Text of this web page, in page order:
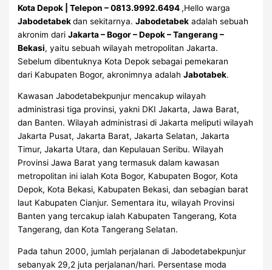
Kota Depok | Telepon – 0813.9992.6494 ,Hello warga
Jabodetabekdan sekitarnya.Jabodetabek adalah sebuah
akronim dariJakarta – Bogor – Depok – Tangerang –
Bekasi, yaitu sebuah wilayah metropolitan Jakarta.
Sebelum dibentuknya Kota Depok sebagai pemekaran
dari Kabupaten Bogor, akronimnya adalahJabotabek.
Kawasan Jabodetabekpunjur mencakup wilayah
administrasi tiga provinsi, yakni DKI Jakarta, Jawa Barat,
dan Banten. Wilayah administrasi di Jakarta meliputi wilayah
Jakarta Pusat, Jakarta Barat, Jakarta Selatan, Jakarta
Timur, Jakarta Utara, dan Kepulauan Seribu. Wilayah
Provinsi Jawa Barat yang termasuk dalam kawasan
metropolitan ini ialah Kota Bogor, Kabupaten Bogor, Kota
Depok, Kota Bekasi, Kabupaten Bekasi, dan sebagian barat
laut Kabupaten Cianjur. Sementara itu, wilayah Provinsi
Banten yang tercakup ialah Kabupaten Tangerang, Kota
Tangerang, dan Kota Tangerang Selatan.
Pada tahun 2000, jumlah perjalanan di Jabodetabekpunjur
sebanyak 29,2 juta perjalanan/hari. Persentase moda